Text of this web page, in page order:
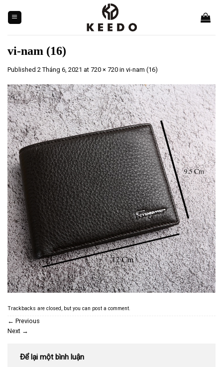
content
vi-nam (16)
Published 2 Tháng 6, 2021 at 720 × 720 in vi-nam (16)
Trackbacks are closed, but you can post a comment.
← Previous
Next →
Để lại một bình luận